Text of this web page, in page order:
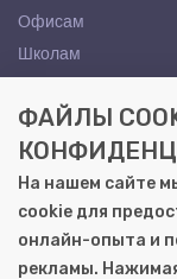
Офисам
Школам
КОНТАКТЫ
Саратов, ул.
+7 (8452) 72-65-65
gemera@moya-
ФАЙЛЫ
На нашем сайте
cookie для
онлайн-опыта и
рекламы.